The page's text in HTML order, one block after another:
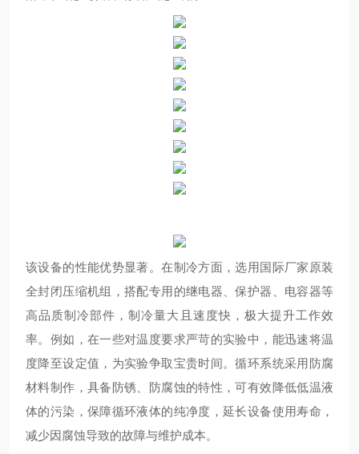
该设备的性能优势显著。在制冷方面，选用国际厂家原装
全封闭压缩机组，搭配专用的继电器、保护器、电容器等
高品质制冷部件，制冷量大且速度快，极大提升工作效
率。例如，在一些对温度要求严苛的实验中，能迅速将温
度降至设定值，为实验争取宝贵时间。循环系统采用防腐
材料制作，具备防锈、防腐蚀的特性，可有效降低低温液
体的污染，保障循环液体的纯净度，延长设备使用寿命，
减少因腐蚀导致的故障与维护成本。